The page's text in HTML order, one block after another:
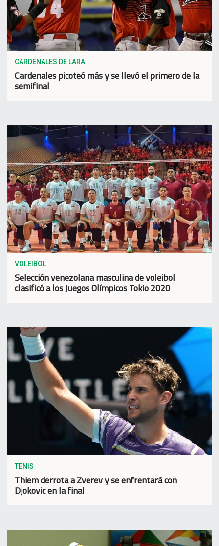
CARDENALES DE LARA
Cardenales picoteó más y se llevó el primero de la
semifinal
VOLEIBOL
Selección venezolana masculina de voleibol
clasificó a los Juegos Olímpicos Tokio 2020
TENIS
Thiem derrota a Zverev y se enfrentará con
Djokovic en la final